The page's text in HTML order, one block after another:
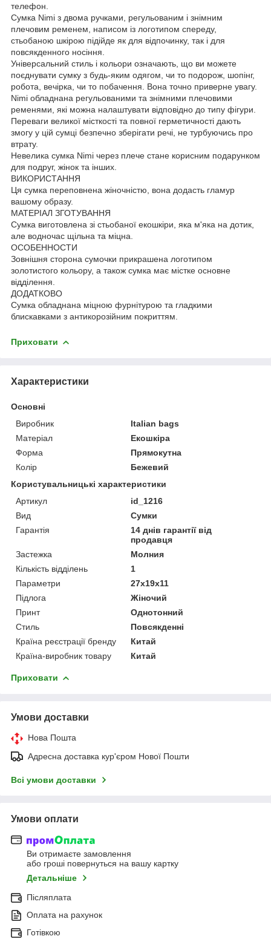
телефон.
Сумка Nimi з двома ручками, регульованим і знімним
плечовим ременем, написом із логотипом спереду,
стьобаною шкірою підійде як для відпочинку, так і для
повсякденного носіння.
Універсальний стиль і кольори означають, що ви можете
поєднувати сумку з будь-яким одягом, чи то подорож, шопінг,
робота, вечірка, чи то побачення. Вона точно приверне увагу.
Nimi обладнана регульованими та знімними плечовими
ременями, які можна налаштувати відповідно до типу фігури.
Переваги великої місткості та повної герметичності дають
змогу у цій сумці безпечно зберігати речі, не турбуючись про
втрату.
Невелика сумка Nimi через плече стане корисним подарунком
для подруг, жінок та інших.
ВИКОРИСТАННЯ
Ця сумка переповнена жіночністю, вона додасть гламур
вашому образу.
МАТЕРІАЛ ЗГОТУВАННЯ
Сумка виготовлена зі стьобаної екошкіри, яка м'яка на дотик,
але водночас щільна та міцна.
ОСОБЕННОСТИ
Зовнішня сторона сумочки прикрашена логотипом
золотистого кольору, а також сумка має містке основне
відділення.
ДОДАТКОВО
Сумка обладнана міцною фурнітурою та гладкими
блискавками з антикорозійним покриттям.
Приховати
Характеристики
Основні
Виробник
Italian bags
Матеріал
Екошкіра
Форма
Прямокутна
Колір
Бежевий
Користувальницькі характеристики
Артикул
id_1216
Вид
Сумки
Гарантія
14 днів гарантії від
продавця
Застежка
Молния
Кількість відділень
1
Параметри
27х19х11
Підлога
Жіночий
Принт
Однотонний
Стиль
Повсякденні
Країна реєстрації бренду
Китай
Країна-виробник товару
Китай
Приховати
Умови доставки
Нова Пошта
Адресна доставка кур'єром Нової Пошти
Всі умови доставки
Умови оплати
Ви отримаєте замовлення
або гроші повернуться на вашу картку
Детальніше
Післяплата
Оплата на рахунок
Готівкою